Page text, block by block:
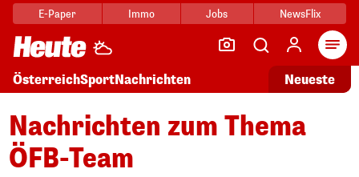
E-Paper Immo Jobs NewsFlix
ÖsterreichSportNachrichten Neueste
Nachrichten zum Thema
ÖFB-Team